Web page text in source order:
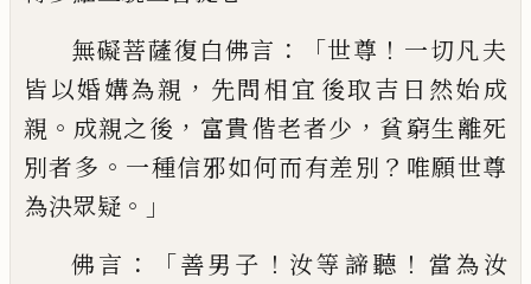
無礙菩薩復白佛言 ：「世尊 ！ 一切凡夫
皆以婚媾為親 ， 先問相宜 後取吉日然始成
親 。 成親之後 ， 富貴偕老者少 ， 貧窮生離死
別者多 。 一種信邪如何而有差別 ？ 唯願世尊
為決眾疑 。」
佛言 ：「善男子 ！ 汝等諦聽 ！ 當為汝